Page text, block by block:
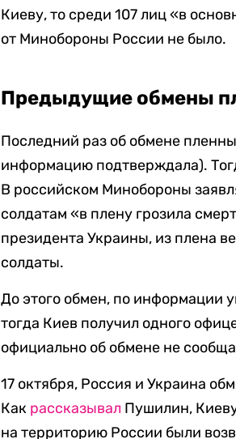
Киеву, то среди 107 лиц «в
от Минобороны России не было.
Предыдущие обмены
Последний раз об обмене
информацию подтверждала).
В российском Минобороны
солдатам «в плену грозила
президента Украины, из плена
солдаты.
До этого обмен, по информации
тогда Киев получил одного
официально об обмене не
17 октября, Россия и Украина
Как рассказывал Пушилин,
на территорию России были